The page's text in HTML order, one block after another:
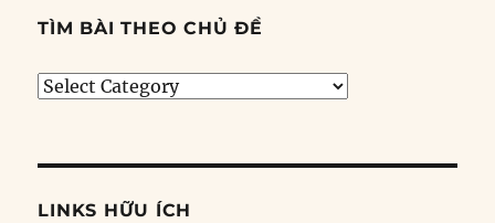
TÌM BÀI THEO CHỦ ĐỀ
Tìm
đề
LINKS HỮU ÍCH